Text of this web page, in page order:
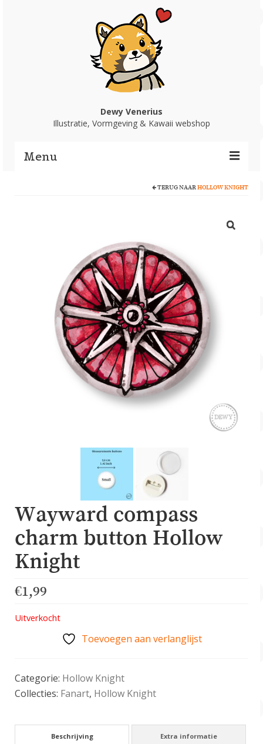
Dewy Venerius
Illustratie, Vormgeving & Kawaii webshop
Menu
Account
Over Dewy
TERUG NAAR HOLLOW KNIGHT
Wayward compass
charm button Hollow
Knight
€1,99
Uitverkocht
Toevoegen aan verlanglijst
Categorie: Hollow Knight
Collecties: Fanart, Hollow Knight
Beschrijving Extra informatie